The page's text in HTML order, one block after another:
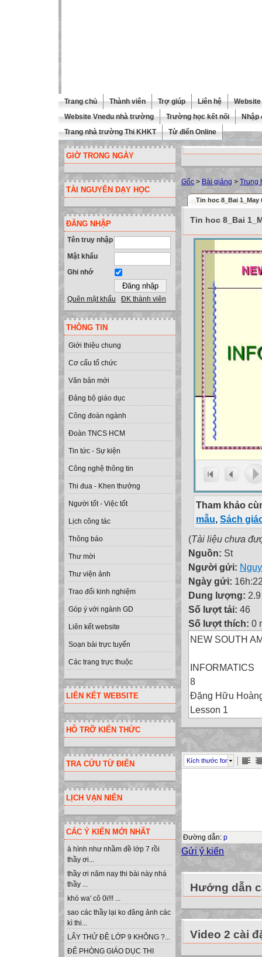
Trang chủ Thành viên Trợ giúp Liên hệ
Website Vnedu nhà trường
Trường học kết nối
Nhập
Trang nhà trường Thi KHKT
Từ điển Online
GIỜ TRONG NGÀY
TÀI NGUYÊN DẠY HỌC
ĐĂNG NHẬP
Tên truy nhập
Mật khẩu
Ghi nhớ
Quên mật khẩu ĐK thành viên
THÔNG TIN
Giới thiệu chung
Cơ cấu tổ chức
Văn bản mới
Đảng bộ giáo dục
Công đoàn ngành
Đoàn TNCS HCM
Tin tức - Sự kiện
Công nghệ thông tin
Thi đua - Khen thưởng
Người tốt - Việc tốt
Lịch công tác
Thông báo
Thư mời
Thư viện ảnh
Trao đổi kinh nghiệm
Góp ý với ngành GD
Liên kết website
Soạn bài trực tuyến
Các trang trực thuộc
LIÊN KẾT WEBSITE
HỖ TRỠ KIẾN THỨC
TRA CỨU TỪ ĐIỂN
LỊCH VẠN NIÊN
CÁC Ý KIẾN MỚI NHẤT
à hình như nhầm đề lớp 7 rồi
thầy ơi...
thầy ơi năm nay thi bài này nhá
thầy ...
khó wa' cô 0i!!! ...
sao các thầy lại ko đăng ảnh các
kì thi...
LẤY THỬ ĐỀ LỚP 9 KHÔNG ?...
ĐỂ PHÒNG GIÁO DỤC THI
Gốc > Bài giảng > Trung
Tin hoc 8_Bai
Tin hoc 8_Bai
Tham khảo
mẫu, Sách
(Tài liệu chưa
Nguồn: St
Người gửi:
Ngày gửi:
Dung lượng:
Số lượt tải: 46
Số lượt thích: 0
NEW SOUTH
INFORMATICS
8
Đặng Hữu
Lesson 1
VÀ
CHƯƠNG
Thời gian 1 tiết
xuất hiện trên
Khi thực hiện
yêu cầu máy
* Lệnh sao chép
Để chỉ dẫn máy
tính một hay
Quan sát hình
Kích thước font
Đường dẫn: p
Gửi ý kiến
Hướng dẫn
Video 2 cài